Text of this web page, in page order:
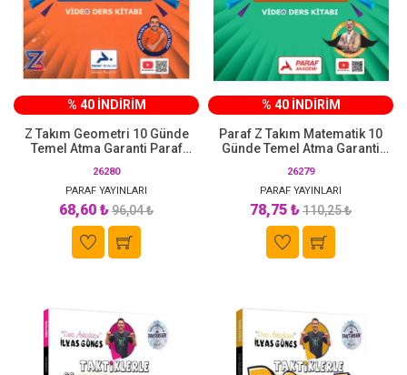
% 40 İNDİRİM
Z Takım Geometri 10 Günde
Temel Atma Garanti Paraf
26280
PARAF YAYINLARI
68,60 ₺96,04 ₺
% 40 İNDİRİM
Paraf Z Takım Matematik 10
Günde Temel Atma Garanti
26279
PARAF YAYINLARI
78,75 ₺110,25 ₺